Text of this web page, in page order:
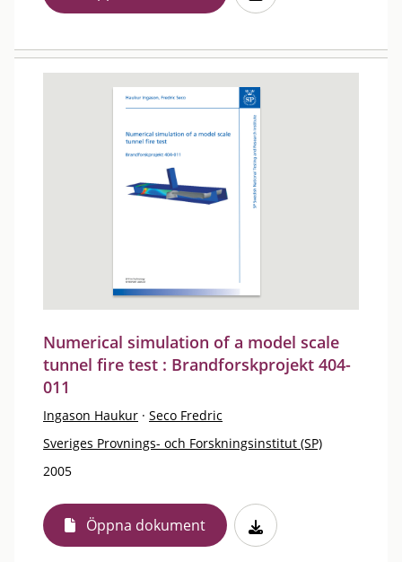
Numerical simulation of a model scale
tunnel fire test : Brandforskprojekt 404-
011
Ingason Haukur · Seco Fredric
Sveriges Provnings- och Forskningsinstitut (SP)
2005
Öppna dokument